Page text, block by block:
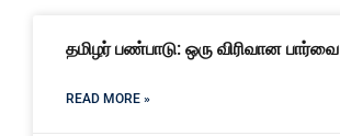
தமிழர் பண்பாடு: ஒரு விரிவான பார்வை
READ MORE »